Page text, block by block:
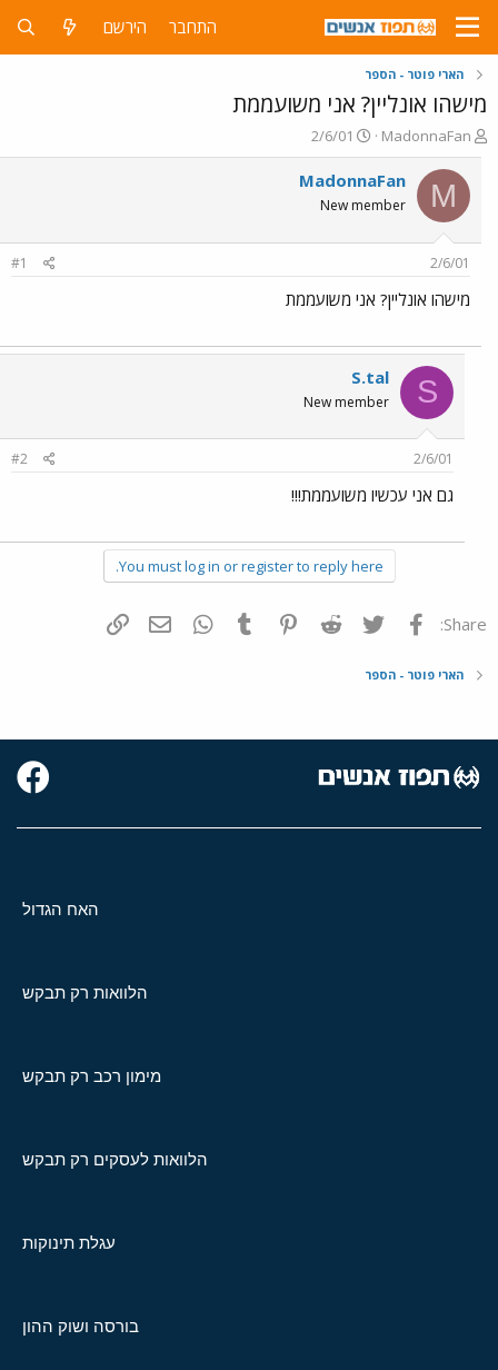
התחבר הירשם
הארי פוטר - הספר
מישהו אונליין? אני משועממת
פ
ו
ת
ח
ה
ש
א
MadonnaFan
פ
ו
ר
ם
ר
2/6/01
M
MadonnaFan
New member
2/6/01
#1
מישהו אונליין? אני משועממת
S
S.tal
New member
2/6/01
#2
גם אני עכשיו משועממת!!!
You must log in or register to reply here.
Share: פייסבוק Twitter
Reddit
Pinterest
Tumblr
WhatsAppדואר אלקטרוני
הארי פוטר - הספר
האח הגדול
הלוואות רק תבקש
מימון רכב רק תבקש
הלוואות לעסקים רק תבקש
עגלת תינוקות
בורסה ושוק ההון